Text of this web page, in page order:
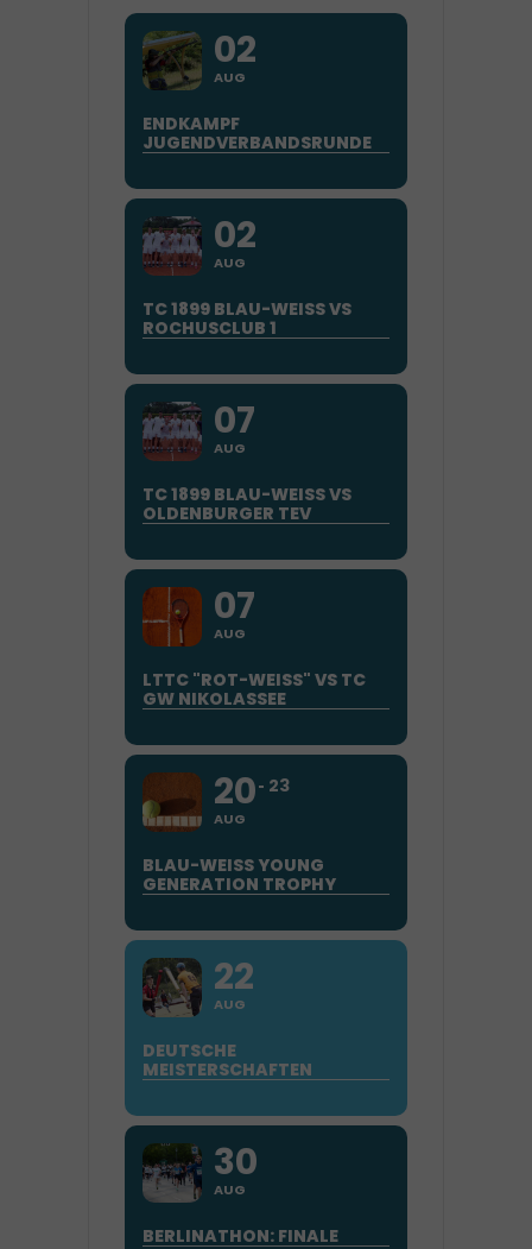
02
AUG
ENDKAMPF
JUGENDVERBANDSRUNDE
02
AUG
TC 1899 BLAU-WEISS VS
ROCHUSCLUB 1
07
AUG
TC 1899 BLAU-WEISS VS
OLDENBURGER TEV
07
AUG
LTTC "ROT-WEISS" VS TC G
W NIKOLASSEE
20
AUG
23
BLAU-WEISS YOUNG
GENERATION TROPHY
22
AUG
DEUTSCHE
MEISTERSCHAFTEN
30
AUG
BERLINATHON: FINALE